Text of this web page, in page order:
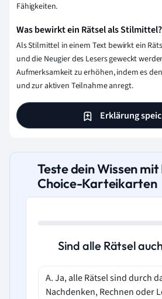
Fähigkeiten.
Was bewirkt ein Rätsel als Stilmittel?
Als Stilmittel in einem Text bewirkt ein
und die Neugier des Lesers geweckt
Aufmerksamkeit zu erhöhen, indem es
und zur aktiven Teilnahme anregt.
Erklärung
Teste dein Wissen
Choice-Karteikarten
Sind alle Rätsel
A. Ja, alle Rätsel sind durch
Nachdenken, Rechnen oder